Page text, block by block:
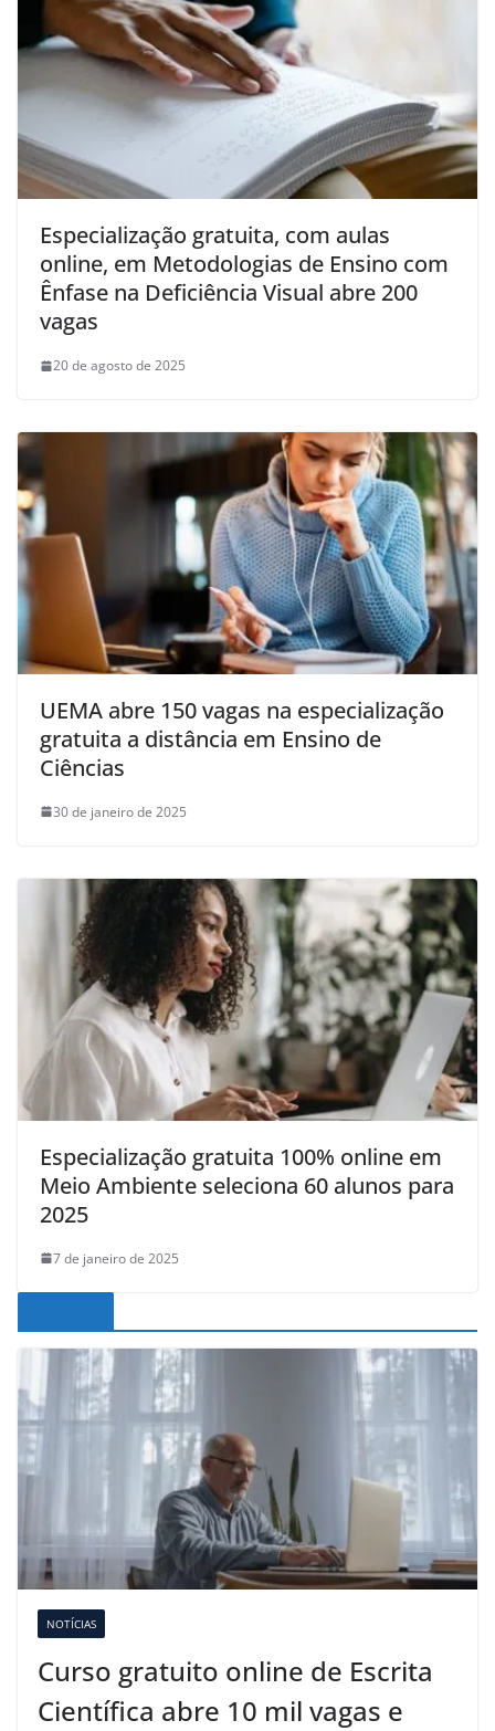
Especialização gratuita, com aulas
online, em Metodologias de Ensino com
Ênfase na Deficiência Visual abre 200
vagas
20 de agosto de 2025
UEMA abre 150 vagas na especialização
gratuita a distância em Ensino de
Ciências
30 de janeiro de 2025
Especialização gratuita 100% online em
Meio Ambiente seleciona 60 alunos para
2025
7 de janeiro de 2025
NOTÍCIAS
Curso gratuito online de Escrita
Científica abre 10 mil vagas e